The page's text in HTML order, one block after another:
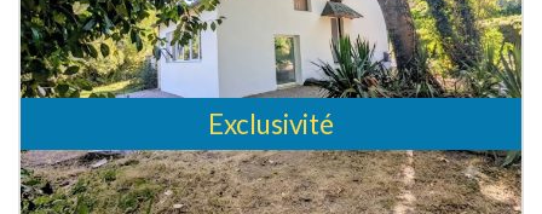
Exclusivité